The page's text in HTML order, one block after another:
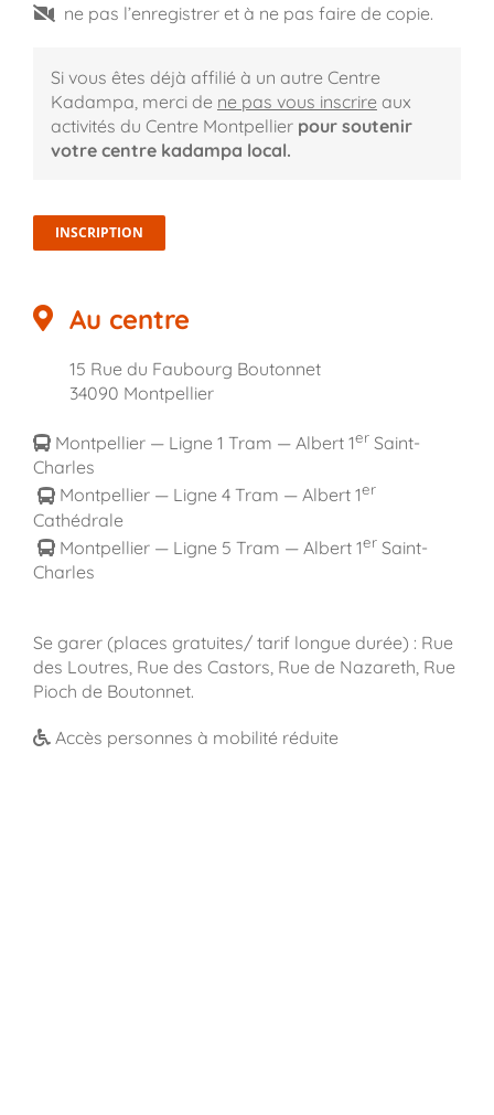
ne pas l’enregistrer et à ne pas faire de copie.
Si vous êtes déjà affilié à un autre Centre
Kadampa, merci de ne pas vous inscrire aux
activités du Centre Montpellierpour soutenir
votre centre kadampa local.
INSCRIPTION
Au centre
15 Rue du Faubourg Boutonnet
34090 Montpellier
Montpellier — Ligne 1 Tram — Albert 1erSaint-
Charles
Montpellier — Ligne 4 Tram — Albert 1er
Cathédrale
Montpellier — Ligne 5 Tram — Albert 1erSaint-
Charles
Se garer (places gratuites/ tarif longue durée) : Rue
des Loutres, Rue des Castors, Rue de Nazareth, Rue
Pioch de Boutonnet.
Accès personnes à mobilité réduite